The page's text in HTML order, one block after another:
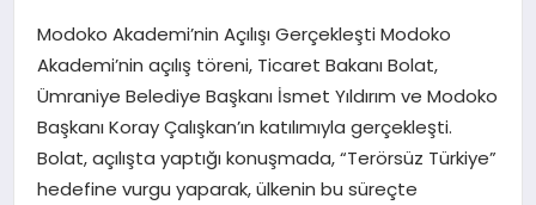
YAŞAM
Modoko Akademi’nin Açılışı Gerçekleşti Modoko
Akademi’nin açılış töreni, Ticaret Bakanı Bolat,
Ümraniye Belediye Başkanı İsmet Yıldırım ve Modoko
Başkanı Koray Çalışkan’ın katılımıyla gerçekleşti.
Bolat, açılışta yaptığı konuşmada, “Terörsüz Türkiye”
hedefine vurgu yaparak, ülkenin bu süreçte